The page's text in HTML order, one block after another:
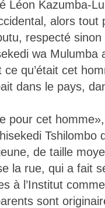
Léon Kazumba-
alors
respecté
wa Mulumba
qu’était cet
dans le pays,
pour cet
Tshilombo
de taille
la rue, qui a fait
à l’Institut
sont